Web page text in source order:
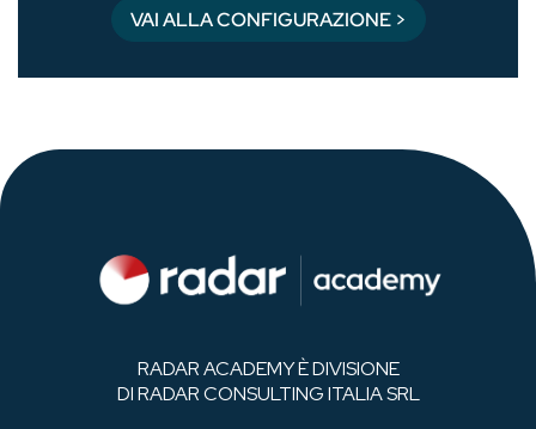
VAI ALLA CONFIGURAZIONE >
RADAR ACADEMY È DIVISIONE
DI RADAR CONSULTING ITALIA SRL